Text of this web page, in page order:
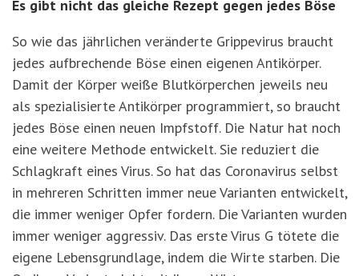
Es gibt nicht das gleiche Rezept gegen jedes Böse
So wie das jährlichen veränderte Grippevirus braucht
jedes aufbrechende Böse einen eigenen Antikörper.
Damit der Körper weiße Blutkörperchen jeweils neu
als spezialisierte Antikörper programmiert, so braucht
jedes Böse einen neuen Impfstoff. Die Natur hat noch
eine weitere Methode entwickelt. Sie reduziert die
Schlagkraft eines Virus. So hat das Coronavirus selbst
in mehreren Schritten immer neue Varianten entwickelt,
die immer weniger Opfer fordern. Die Varianten wurden
immer weniger aggressiv. Das erste Virus G tötete die
eigene Lebensgrundlage, indem die Wirte starben. Die